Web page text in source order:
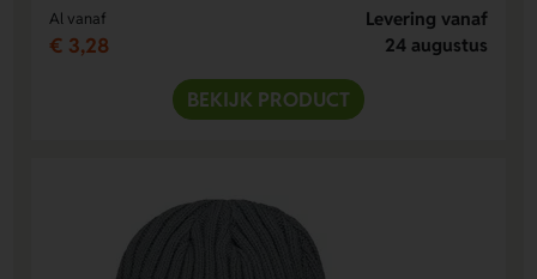
Al vanaf
€ 3,28
Levering vanaf
24 augustus
BEKIJK PRODUCT